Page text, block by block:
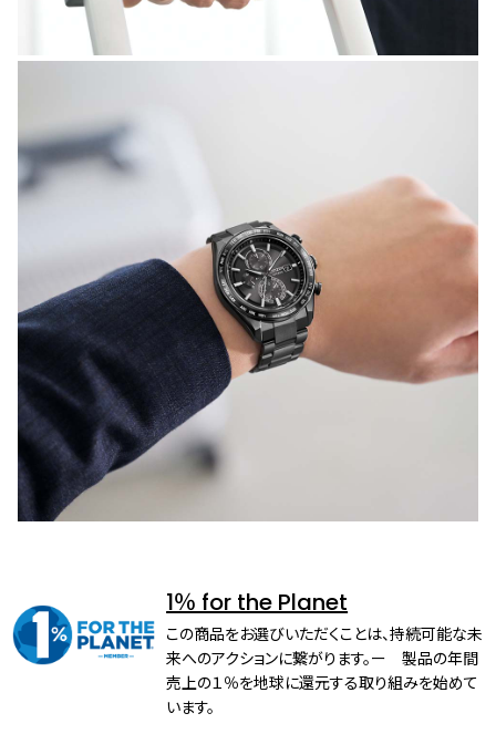
1％ for the Planet
この商品をお選びいただくことは、持続可能な未
来へのアクションに繋がります。ー 製品の年間
売上の１％を地球に還元する取り組みを始めて
います。